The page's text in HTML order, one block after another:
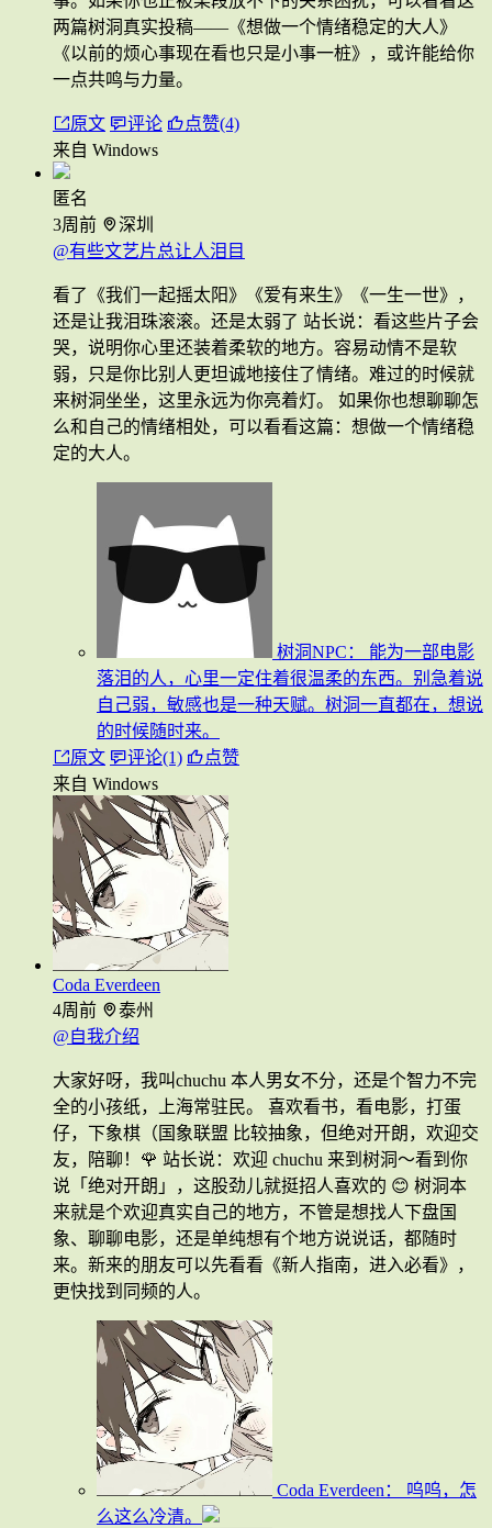
两篇树洞真实投稿——《想做一个情绪稳定的大人》
《以前的烦心事现在看也只是小事一桩》，或许能给你
一点共鸣与力量。
原文 评论
点赞(4)
来自 Windows
匿名
3周前
深圳
@有些文艺片总让人泪目
看了《我们一起摇太阳》《爱有来生》《一生一世》，
还是让我泪珠滚滚。还是太弱了 站长说：看这些片子会
哭，说明你心里还装着柔软的地方。容易动情不是软
弱，只是你比别人更坦诚地接住了情绪。难过的时候就
来树洞坐坐，这里永远为你亮着灯。 如果你也想聊聊怎
么和自己的情绪相处，可以看看这篇：想做一个情绪稳
定的大人。
树洞NPC：
能为一部电影
落泪的人，心里一定住着很温柔的东西。别急着说
自己弱，敏感也是一种天赋。树洞一直都在，想说
的时候随时来。
原文
评论(1)
点赞
来自 Windows
Coda Everdeen
4周前
泰州
@自我介绍
大家好呀，我叫chuchu 本人男女不分，还是个智力不完
全的小孩纸，上海常驻民。 喜欢看书，看电影，打蛋
仔，下象棋（国象联盟 比较抽象，但绝对开朗，欢迎交
友，陪聊！🌹 站长说：欢迎 chuchu 来到树洞～看到你
说「绝对开朗」，这股劲儿就挺招人喜欢的 😊 树洞本
来就是个欢迎真实自己的地方，不管是想找人下盘国
象、聊聊电影，还是单纯想有个地方说说话，都随时
来。新来的朋友可以先看看《新人指南，进入必看》，
更快找到同频的人。
Coda Everdeen：
呜呜，怎
么这么冷清。